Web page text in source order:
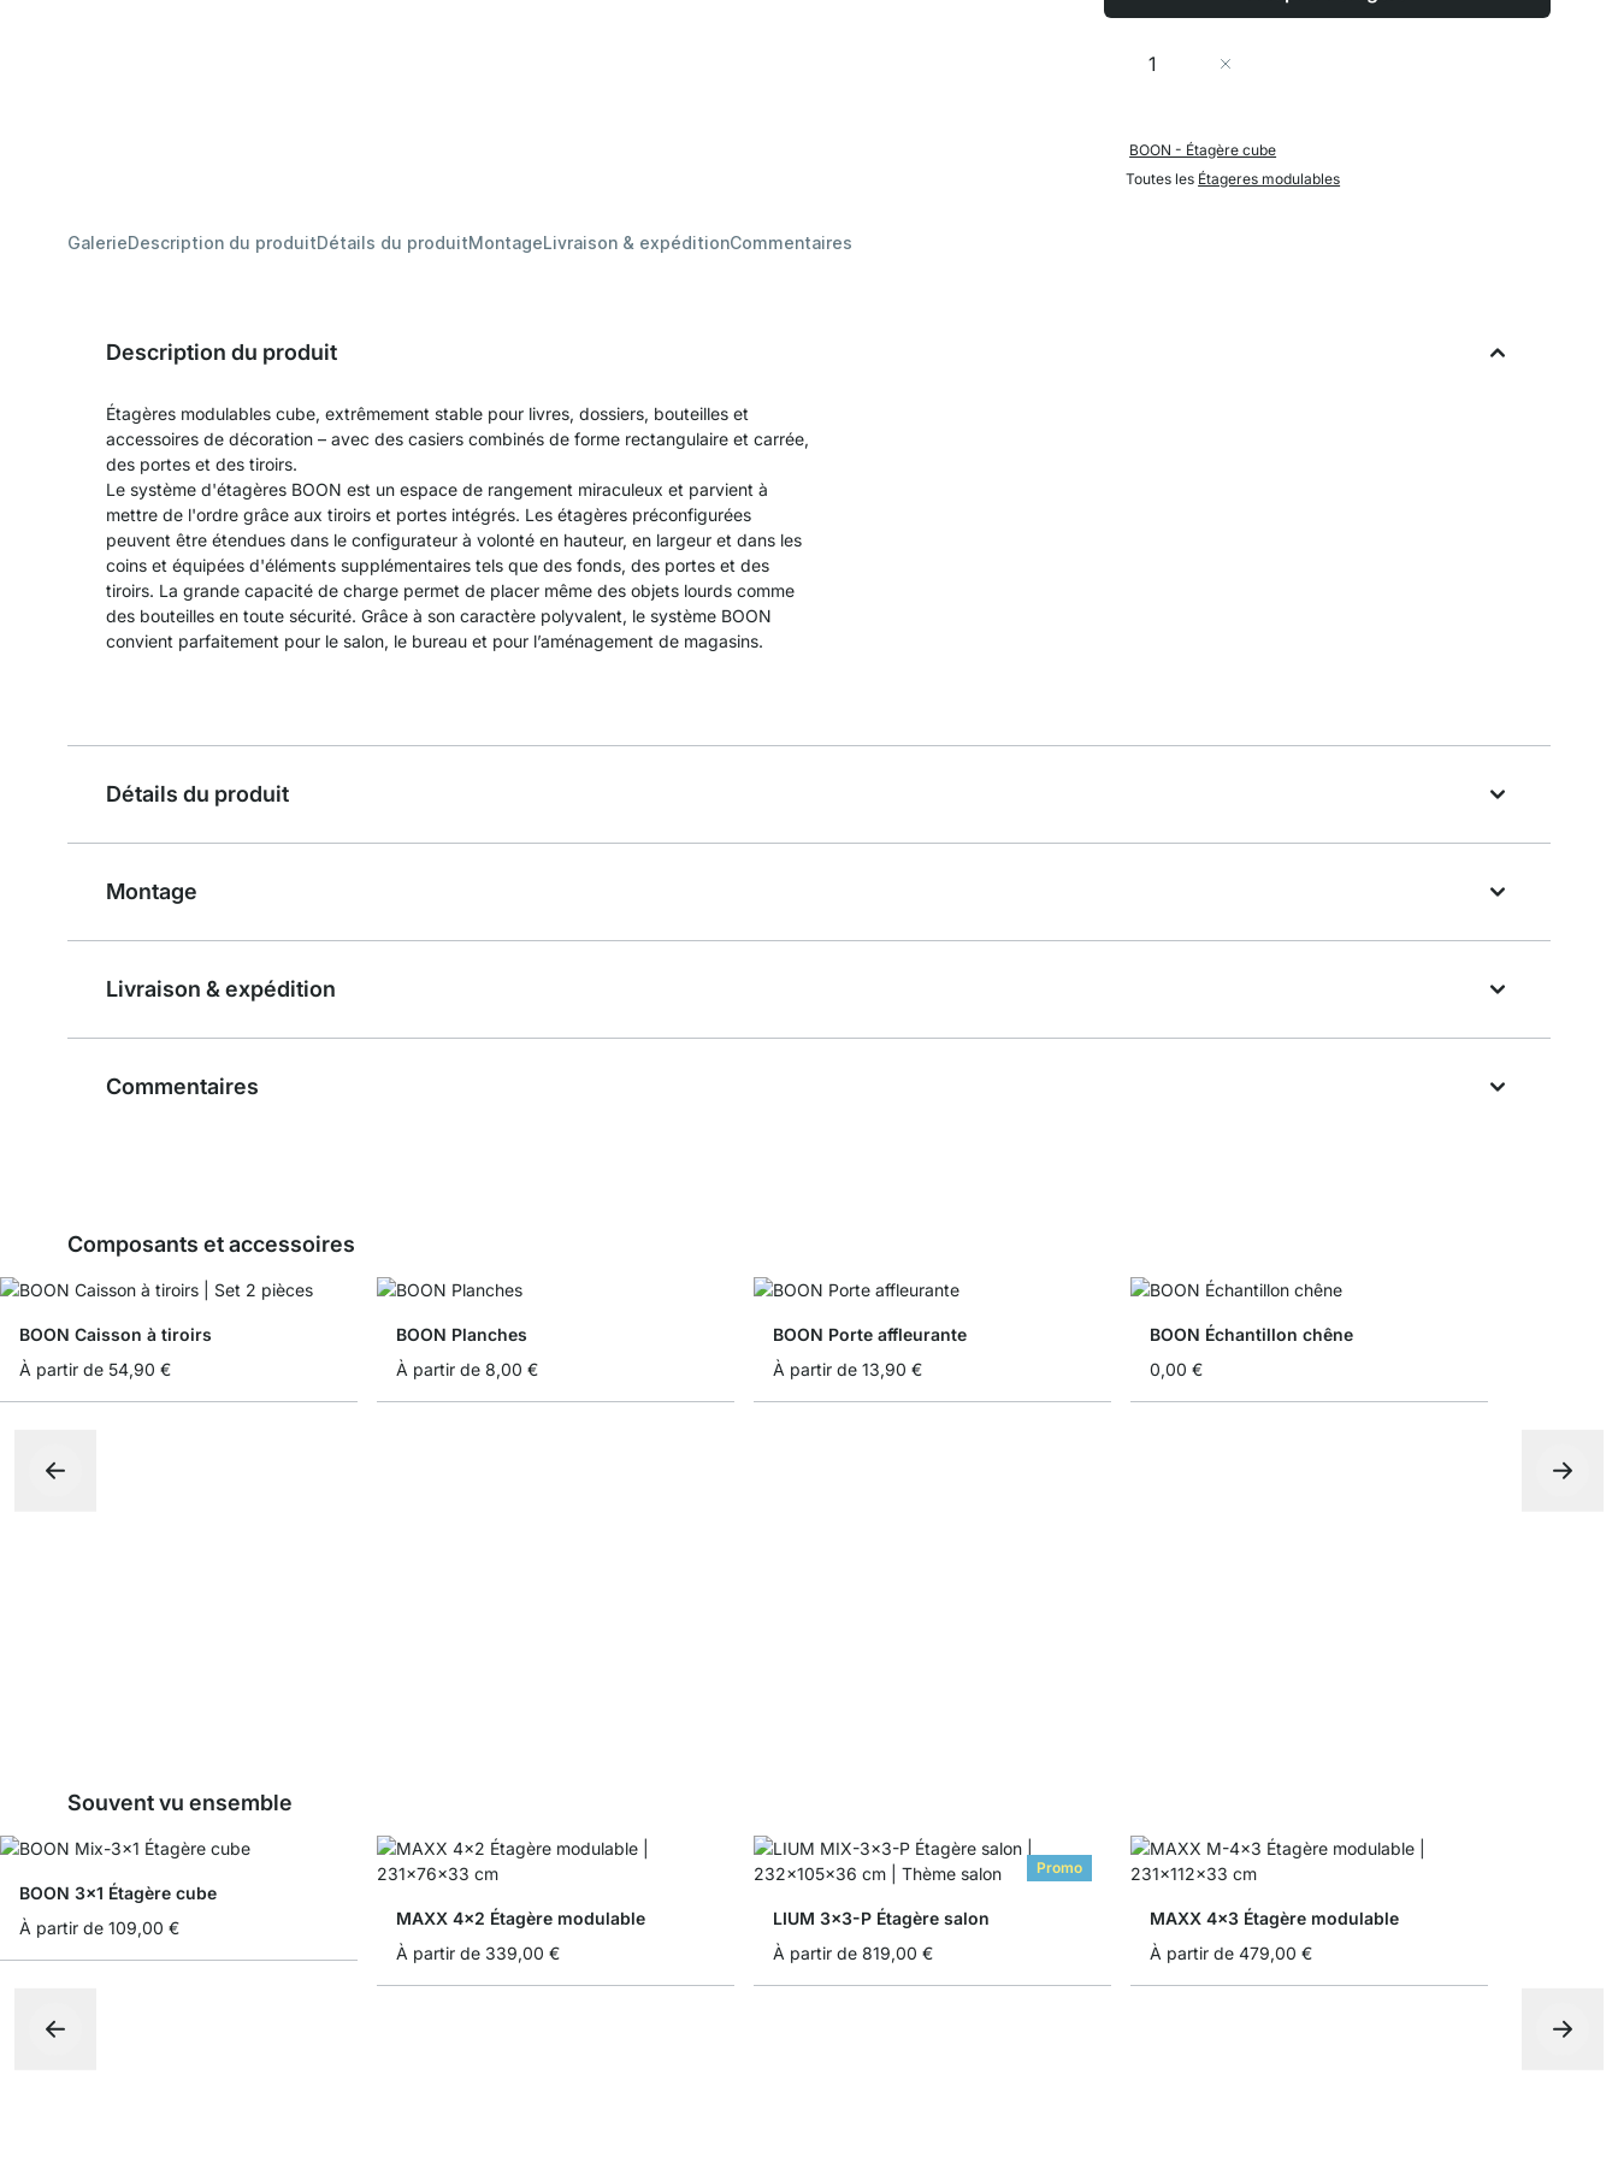
Quantité
BOON - Étagère cube
Toutes les Étageres modulables
GalerieDescription du produitDétails du produitMontageLivraison & expéditionCommentaires
Description du produit
Étagères modulables cube, extrêmement stable pour livres, dossiers, bouteilles et
accessoires de décoration – avec des casiers combinés de forme rectangulaire et carrée,
des portes et des tiroirs.
Le système d'étagères BOON est un espace de rangement miraculeux et parvient à
mettre de l'ordre grâce aux tiroirs et portes intégrés. Les étagères préconfigurées
peuvent être étendues dans le configurateur à volonté en hauteur, en largeur et dans les
coins et équipées d'éléments supplémentaires tels que des fonds, des portes et des
tiroirs. La grande capacité de charge permet de placer même des objets lourds comme
des bouteilles en toute sécurité. Grâce à son caractère polyvalent, le système BOON
convient parfaitement pour le salon, le bureau et pour l’aménagement de magasins.
Détails du produit
Montage
Livraison & expédition
Commentaires
Composants et accessoires
BOON Caisson à tiroirs
À partir de 54,90 €
BOON Planches
À partir de 8,00 €
BOON Porte affleurante
À partir de 13,90 €
BOON Échantillon chêne
0,00 €
Souvent vu ensemble
BOON 3x1 Étagère cube
À partir de 109,00 €
MAXX 4x2 Étagère modulable
À partir de 339,00 €
Promo
LIUM 3x3-P Étagère salon
À partir de 819,00 €
MAXX 4x3 Étagère modulable
À partir de 479,00 €